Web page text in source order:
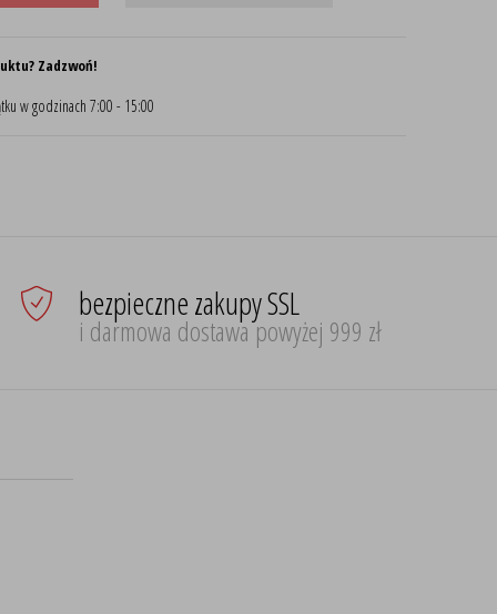
Zadzwoń!
w godzinach 7:00 - 15:00
bezpieczne zakupy SSL
i darmowa dostawa powyżej 999 zł